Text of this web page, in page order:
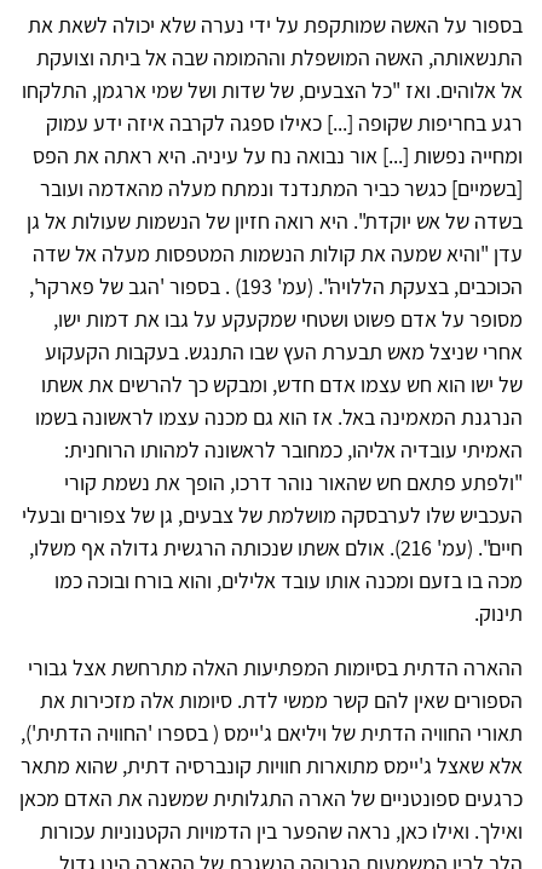
בספור על האשה שמותקפת על ידי נערה שלא יכולה לשאת את
התנשאותה, האשה המושפלת וההמומה שבה אל ביתה וצועקת
אל אלוהים. ואז "כל הצבעים, של שדות ושל שמי ארגמן, התלקחו
רגע בחריפות שקופה [...] כאילו ספגה לקרבה איזה ידע עמוק
ומחייה נפשות [...] אור נבואה נח על עיניה. היא ראתה את הפס
[בשמיים] כגשר כביר המתנדנד ונמתח מעלה מהאדמה ועובר
בשדה של אש יוקדת". היא רואה חזיון של הנשמות שעולות אל גן
עדן "והיא שמעה את קולות הנשמות המטפסות מעלה אל שדה
הכוכבים, בצעקת הללויה". (עמ' 193) . בספור 'הגב של פארקר',
מסופר על אדם פשוט ושטחי שמקעקע על גבו את דמות ישו,
אחרי שניצל מאש תבערת העץ שבו התנגש. בעקבות הקעקוע
של ישו הוא חש עצמו אדם חדש, ומבקש כך להרשים את אשתו
הנרגנת המאמינה באל. אז הוא גם מכנה עצמו לראשונה בשמו
האמיתי עובדיה אליהו, כמחובר לראשונה למהותו הרוחנית:
"ולפתע פתאם חש שהאור נוהר דרכו, הופך את נשמת קורי
העכביש שלו לערבסקה מושלמת של צבעים, גן של צפורים ובעלי
חיים". (עמ' 216). אולם אשתו שנכותה הרגשית גדולה אף משלו,
מכה בו בזעם ומכנה אותו עובד אלילים, והוא בורח ובוכה כמו
תינוק.
ההארה הדתית בסיומות המפתיעות האלה מתרחשת אצל גבורי
הספורים שאין להם קשר ממשי לדת. סיומות אלה מזכירות את
תאורי החוויה הדתית של ויליאם ג'יימס ( בספרו 'החוויה הדתית'),
אלא שאצל ג'יימס מתוארות חוויות קונברסיה דתית, שהוא מתאר
כרגעים ספונטניים של הארה התגלותית שמשנה את האדם מכאן
ואילך. ואילו כאן, נראה שהפער בין הדמויות הקטנוניות עכורות